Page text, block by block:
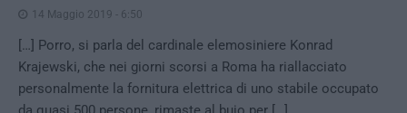
14 Maggio 2019 - 6:50
[…] Porro, si parla del cardinale elemosiniere Konrad
Krajewski, che nei giorni scorsi a Roma ha riallacciato
personalmente la fornitura elettrica di uno stabile occupato